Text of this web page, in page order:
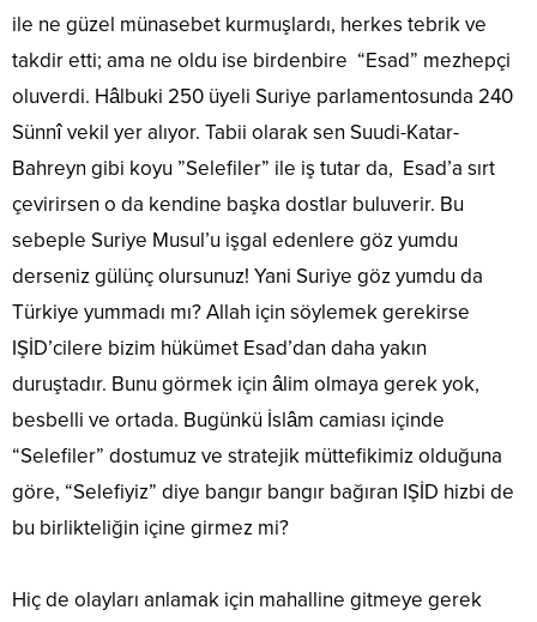
ile ne güzel münasebet kurmuşlardı, herkes tebrik ve
takdir etti; ama ne oldu ise birdenbire “Esad” mezhepçi
oluverdi. Hâlbuki 250 üyeli Suriye parlamentosunda 240
Sünnî vekil yer alıyor. Tabii olarak sen Suudi-Katar-
Bahreyn gibi koyu ”Selefiler” ile iş tutar da, Esad’a sırt
çevirirsen o da kendine başka dostlar buluverir. Bu
sebeple Suriye Musul’u işgal edenlere göz yumdu
derseniz gülünç olursunuz! Yani Suriye göz yumdu da
Türkiye yummadı mı? Allah için söylemek gerekirse
IŞİD’cilere bizim hükümet Esad’dan daha yakın
duruştadır. Bunu görmek için âlim olmaya gerek yok,
besbelli ve ortada. Bugünkü İslâm camiası içinde
“Selefiler” dostumuz ve stratejik müttefikimiz olduğuna
göre, “Selefiyiz” diye bangır bangır bağıran IŞİD hizbi de
bu birlikteliğin içine girmez mi?
Hiç de olayları anlamak için mahalline gitmeye gerek